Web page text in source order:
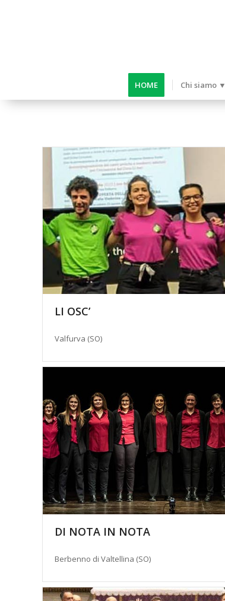
HOME Chi siamo ▼
LI OSC’
Valfurva (SO)
DI NOTA IN NOTA
Berbenno di Valtellina (SO)